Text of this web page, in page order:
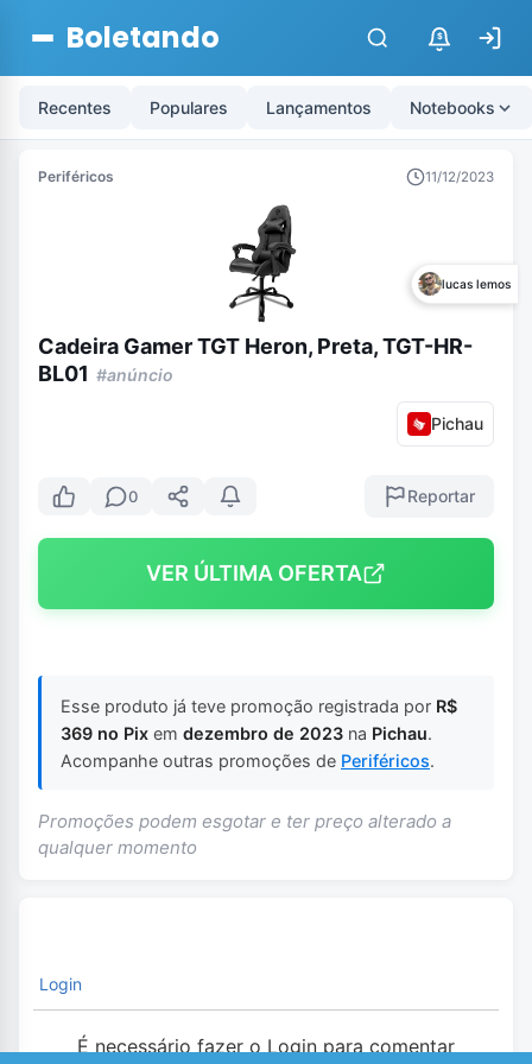
Boletando $
Recentes Populares Lançamentos Notebooks
Periféricos 11/12/2023
lucas lemos
Cadeira Gamer TGT Heron, Preta, TGT-HR-
BL01 #anúncio
Pichau
0 Reportar
VER ÚLTIMA OFERTA
Esse produto já teve promoção registrada por R$
369 no Pix em dezembro de 2023 na Pichau.
Acompanhe outras promoções de Periféricos.
Promoções podem esgotar e ter preço alterado a
qualquer momento
Login
É necessário fazer o Login para comentar